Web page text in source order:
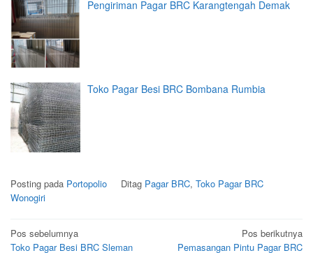
Pengiriman Pagar BRC Karangtengah Demak
Toko Pagar Besi BRC Bombana Rumbia
Posting pada Portopolio Ditag Pagar BRC, Toko Pagar BRC
Wonogiri
Navigasi
Pos sebelumnya
Toko Pagar Besi BRC Sleman
Pos berikutnya
Pemasangan Pintu Pagar BRC